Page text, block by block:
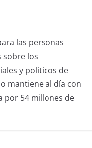
las personas
sobre los
y politicos de
mantiene al día con
por 54 millones de